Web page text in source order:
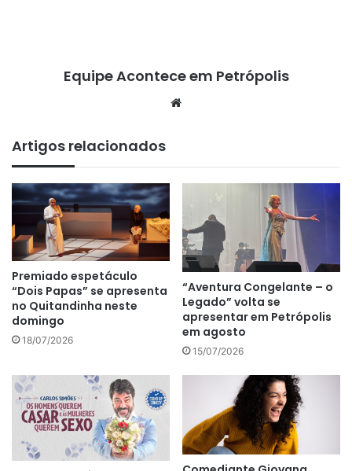
Equipe Acontece em Petrópolis
Artigos relacionados
Premiado espetáculo
“Dois Papas” se apresenta
no Quitandinha neste
domingo
18/07/2026
“Aventura Congelante – o
Legado” volta se
apresentar em Petrópolis
em agosto
15/07/2026